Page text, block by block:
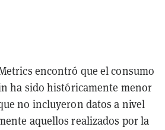
encontró que el consumo
ha sido históricamente menor
no incluyeron datos a nivel
aquellos realizados por la